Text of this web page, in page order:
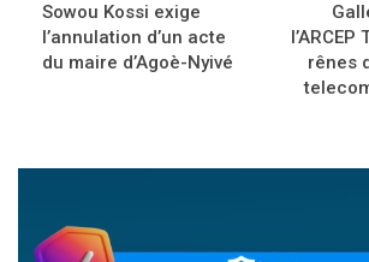
Sowou Kossi exige
l’annulation d’un acte
du maire d’Agoè-Nyivé
rênes